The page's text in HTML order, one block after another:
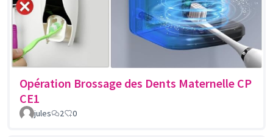
Opération Brossage des Dents Maternelle CP
CE1
jules 2 0